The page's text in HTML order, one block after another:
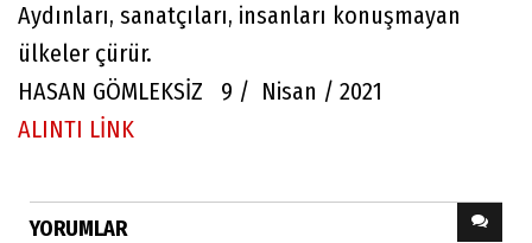
Aydınları, sanatçıları, insanları konuşmayan
ülkeler çürür.
HASAN GÖMLEKSİZ 9 / Nisan / 2021
ALINTI LİNK
YORUMLAR